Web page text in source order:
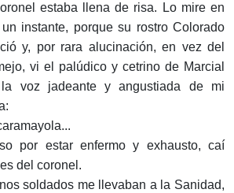
estaba llena de risa. Lo mire en
instante, porque su rostro Colorado
y, por rara alucinación, en vez del
vi el palúdico y cetrino de Marcial
voz jadeante y angustiada de mi
por estar enfermo y exhausto, caí
del coronel.
soldados me llevaban a la Sanidad,